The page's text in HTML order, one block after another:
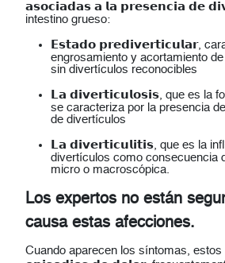
𝗮𝘀𝗼𝗰𝗶𝗮𝗱𝗮𝘀 𝗮 𝗹𝗮 𝗽𝗿𝗲𝘀𝗲𝗻𝗰𝗶𝗮 𝗱𝗲
intestino grueso:
𝗘𝘀𝘁𝗮𝗱𝗼 𝗽𝗿𝗲𝗱𝗶𝘃𝗲𝗿𝘁𝗶𝗰𝘂𝗹𝗮𝗿,
engrosamiento y acortamiento
sin divertículos reconocibles
𝗟𝗮 𝗱𝗶𝘃𝗲𝗿𝘁𝗶𝗰𝘂𝗹𝗼𝘀𝗶𝘀, que es la
se caracteriza por la presencia
de divertículos
𝗟𝗮 𝗱𝗶𝘃𝗲𝗿𝘁𝗶𝗰𝘂𝗹𝗶𝘁𝗶𝘀, que es la
divertículos como consecuencia
micro o macroscópica.
Los expertos no están
causa estas afecciones.
Cuando aparecen los síntomas,